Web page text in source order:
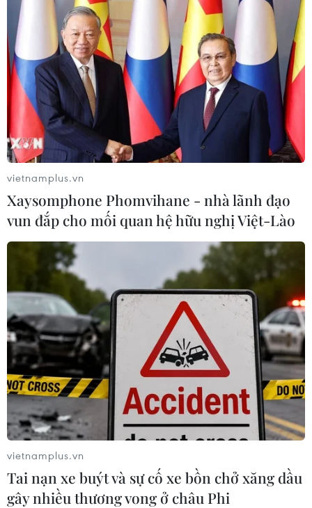
vietnamplus.vn
Xaysomphone Phomvihane - nhà lãnh đạo
vun đắp cho mối quan hệ hữu nghị Việt-Lào
vietnamplus.vn
Tai nạn xe buýt và sự cố xe bồn chở xăng dầu
gây nhiều thương vong ở châu Phi